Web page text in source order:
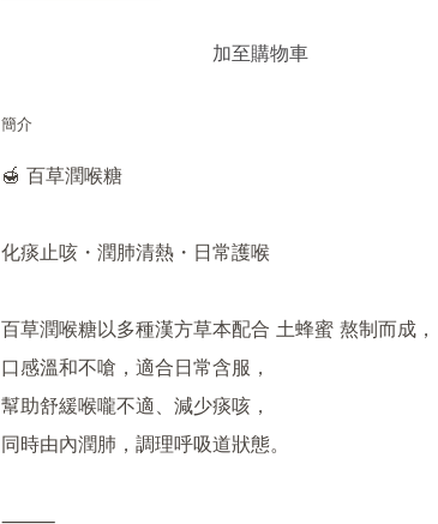
加至購物車
簡介
🍯 百草潤喉糖
化痰止咳・潤肺清熱・日常護喉
百草潤喉糖以多種漢方草本配合 土蜂蜜 熬制而成，
口感溫和不嗆，適合日常含服，
幫助舒緩喉嚨不適、減少痰咳，
同時由內潤肺，調理呼吸道狀態。